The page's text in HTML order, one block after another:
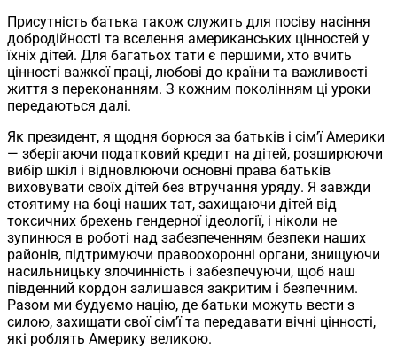
Присутність батька також служить для посіву насіння
добродійності та вселення американських цінностей у
їхніх дітей. Для багатьох тати є першими, хто вчить
цінності важкої праці, любові до країни та важливості
життя з переконанням. З кожним поколінням ці уроки
передаються далі.
Як президент, я щодня борюся за батьків і сім’ї Америки
— зберігаючи податковий кредит на дітей, розширюючи
вибір шкіл і відновлюючи основні права батьків
виховувати своїх дітей без втручання уряду. Я завжди
стоятиму на боці наших тат, захищаючи дітей від
токсичних брехень гендерної ідеології, і ніколи не
зупинюся в роботі над забезпеченням безпеки наших
районів, підтримуючи правоохоронні органи, знищуючи
насильницьку злочинність і забезпечуючи, щоб наш
південний кордон залишався закритим і безпечним.
Разом ми будуємо націю, де батьки можуть вести з
силою, захищати свої сім’ї та передавати вічні цінності,
які роблять Америку великою.